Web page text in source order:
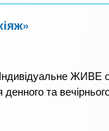
ЖИВЕ
та